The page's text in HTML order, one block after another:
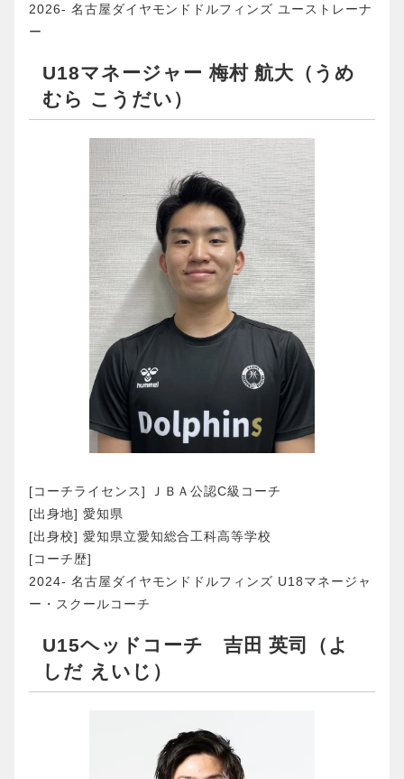
2026- 名古屋ダイヤモンドドルフィンズ ユーストレーナ
ー
U18マネージャー 梅村 航大（うめ
むら こうだい）
[コーチライセンス] ＪＢＡ公認C級コーチ
[出身地] 愛知県
[出身校] 愛知県立愛知総合工科高等学校
[コーチ歴]
2024- 名古屋ダイヤモンドドルフィンズ U18マネージャ
ー・スクールコーチ
U15ヘッドコーチ 吉田 英司（よ
しだ えいじ）